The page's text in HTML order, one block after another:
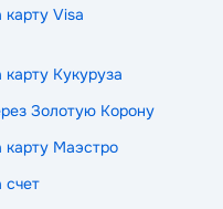
карту Visa
карту Кукуруза
Золотую Корону
карту Маэстро
счет